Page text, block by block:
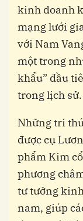
kinh doanh
mạng lưới
với Nam
một trong
khẩu” đầu
trong lịch sử.
Những tri
được cụ
phẩm Kim
phương
tư tưởng
nam, giúp